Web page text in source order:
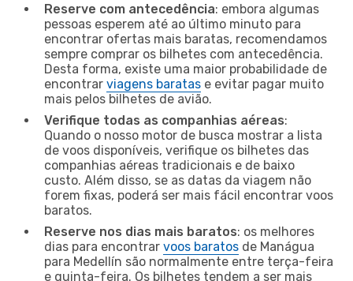
Reserve com antecedência: embora algumas
pessoas esperem até ao último minuto para
encontrar ofertas mais baratas, recomendamos
sempre comprar os bilhetes com antecedência.
Desta forma, existe uma maior probabilidade de
encontrar viagens baratas e evitar pagar muito
mais pelos bilhetes de avião.
Verifique todas as companhias aéreas:
Quando o nosso motor de busca mostrar a lista
de voos disponíveis, verifique os bilhetes das
companhias aéreas tradicionais e de baixo
custo. Além disso, se as datas da viagem não
forem fixas, poderá ser mais fácil encontrar voos
baratos.
Reserve nos dias mais baratos: os melhores
dias para encontrar voos baratos de Manágua
para Medellín são normalmente entre terça-feira
e quinta-feira. Os bilhetes tendem a ser mais